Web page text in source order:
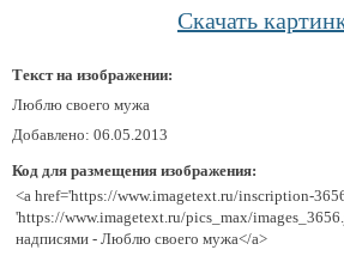
Скачать
Текст на изображении:
Люблю своего мужа
Добавлено: 06.05.2013
Код для размещения изображения:
<a href='https://www.imagetext.ru/inscription-
'https://www.imagetext.ru/pics_max/
надписями - Люблю своего мужа</a>